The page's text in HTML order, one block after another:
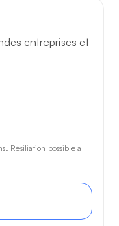
entreprises et
Résiliation possible à